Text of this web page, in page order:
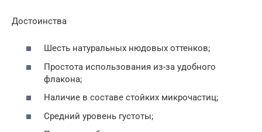
Достоинства
Шесть натуральных нюдовых оттенков;
Простота использования из-за удобного
флакона;
Наличие в составе стойких микрочастиц;
Средний уровень густоты;